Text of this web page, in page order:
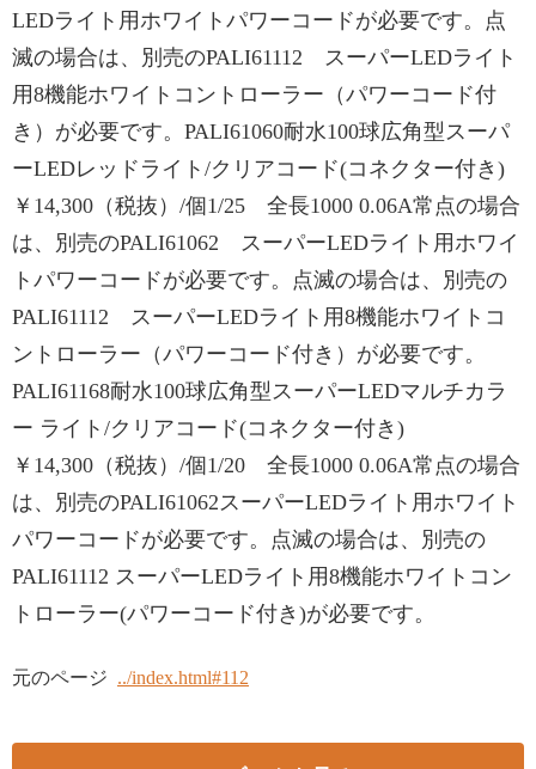
LEDライト用ホワイトパワーコードが必要です。点
滅の場合は、別売のPALI61112 スーパーLEDライト
用8機能ホワイトコントローラー（パワーコード付
き）が必要です。PALI61060耐水100球広角型スーパ
ーLEDレッドライト/クリアコード(コネクター付き)
￥14,300（税抜）/個1/25 全長1000 0.06A常点の場合
は、別売のPALI61062 スーパーLEDライト用ホワイ
トパワーコードが必要です。点滅の場合は、別売の
PALI61112 スーパーLEDライト用8機能ホワイトコ
ントローラー（パワーコード付き）が必要です。
PALI61168耐水100球広角型スーパーLEDマルチカラ
ー ライト/クリアコード(コネクター付き)
￥14,300（税抜）/個1/20 全長1000 0.06A常点の場合
は、別売のPALI61062スーパーLEDライト用ホワイト
パワーコードが必要です。点滅の場合は、別売の
PALI61112 スーパーLEDライト用8機能ホワイトコン
トローラー(パワーコード付き)が必要です。
元のページ ../index.html#112